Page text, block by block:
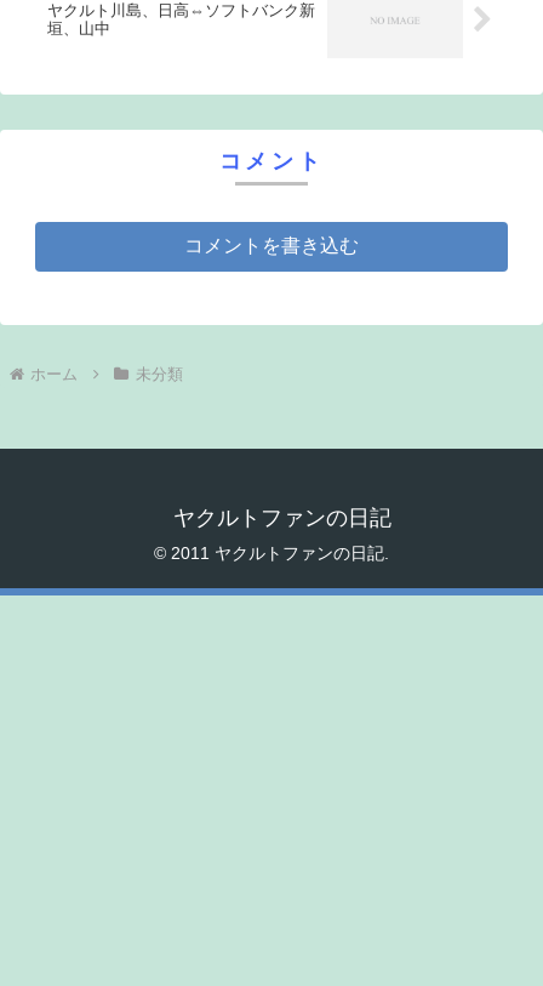
ヤクルト川島、日高⇔ソフトバンク新
垣、山中
コメント
コメントを書き込む
ホーム 未分類
ヤクルトファンの日記
© 2011 ヤクルトファンの日記.